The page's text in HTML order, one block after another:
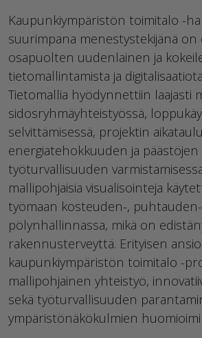
Kaupunkiympäristön toimitalo -
suurimpana menestystekijänä
osapuolten uudenlainen ja
tietomallintamista ja
Tietomallia hyödynnettiin laajasti
sidosryhmäyhteistyössä,
selvittämisessä, projektin
energiatehokkuuden ja
työturvallisuuden
mallipohjaisia visualisointeja
työmaan kosteuden-,
pölynhallinnassa, mikä on
rakennusterveyttä. Erityisen
kaupunkiympäristön toimitalo -
mallipohjainen yhteistyö,
sekä työturvallisuuden
ympäristönäkökulmien